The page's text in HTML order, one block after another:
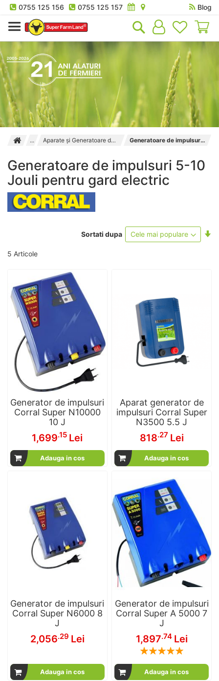
0755 125 156 0755 125 157
Blog
Aparate și Generatoare de impulsuri pentru gard electric Generatoare de impulsuri 5-10 Jouli pentru gard electric
Generatoare de impulsuri 5-10
Jouli pentru gard electric
5 Articole
Sortati dupa
Generator de impulsuri
Corral Super N10000
10 J
1,699.15 Lei
Adauga in cos
Aparat generator de
impulsuri Corral Super
N3500 5.5 J
818.27 Lei
Adauga in cos
Generator de impulsuri
Corral Super N6000 8
J
2,056.29 Lei
Adauga in cos
Generator de impulsuri
Corral Super A 5000 7
J
1,897.74 Lei
Rating:
Adauga in cos